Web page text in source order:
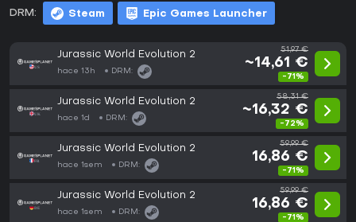
DRM: Steam Epic Games Launcher
Jurassic World Evolution 2
hace 13h DRM:
51,97 €
~14,61 €
-71%
Jurassic World Evolution 2
hace 1d DRM:
58,31 €
~16,32 €
-72%
Jurassic World Evolution 2
hace 1sem DRM:
59,99 €
16,86 €
-71%
Jurassic World Evolution 2
hace 1sem DRM:
59,99 €
16,86 €
-71%